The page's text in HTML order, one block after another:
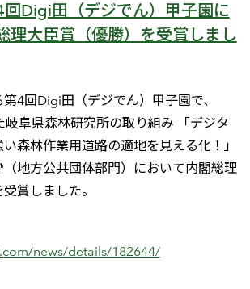
Digi田（デジでん）甲子園に
理大臣賞（優勝）を受賞しまし
4回Digi田（デジでん）甲子園で、
岐阜県森林研究所の取り組み 「デジタ
森林作業用道路の適地を見える化！」
地方公共団体部門）において内閣総理
賞しました。
news/details/182644/